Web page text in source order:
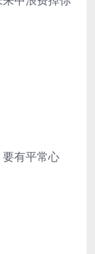
有平常心